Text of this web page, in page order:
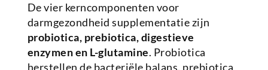
De vier kerncomponenten voor
darmgezondheid supplementatie zijn
probiotica, prebiotica, digestieve
enzymen en L-glutamine. Probiotica
herstellen de bacteriële balans, prebiotica